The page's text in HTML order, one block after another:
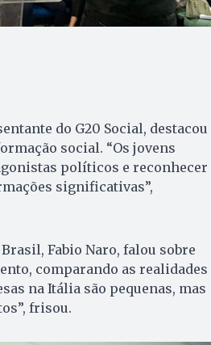
do G20 Social, destacou
social. “Os jovens
políticos e reconhecer
significativas”,
Fabio Naro, falou sobre
comparando as realidades
na Itália são pequenas, mas
frisou.